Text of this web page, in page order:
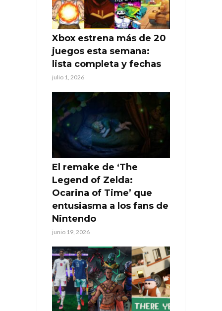
Xbox estrena más de 20
juegos esta semana:
lista completa y fechas
julio 1, 2026
El remake de ‘The
Legend of Zelda:
Ocarina of Time’ que
entusiasma a los fans de
Nintendo
junio 19, 2026